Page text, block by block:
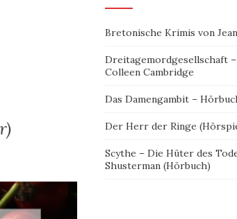
Bretonische Krimis von
Dreitagemordgesellschaft
Colleen Cambridge
Das Damengambit –
Der Herr der Ringe
Scythe – Die Hüter des
Shusterman (Hörbuch)